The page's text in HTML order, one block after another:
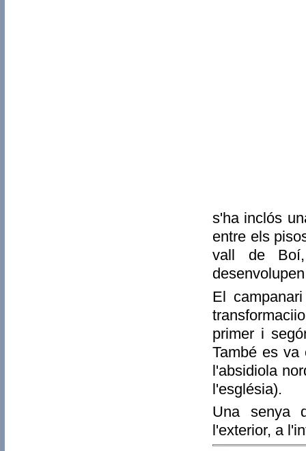
s'ha inclós
entre els
vall de Boí,
El
primer i
També es va
l'absidiola
l'església).
Una senya
l'exterior, a